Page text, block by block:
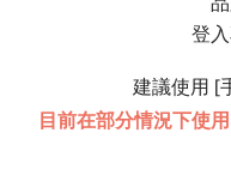
登
建議使用 [
目前在部分情況下使